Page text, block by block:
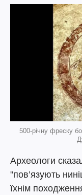
500-річну фреску
Археологи
"пов’язують
їхнім